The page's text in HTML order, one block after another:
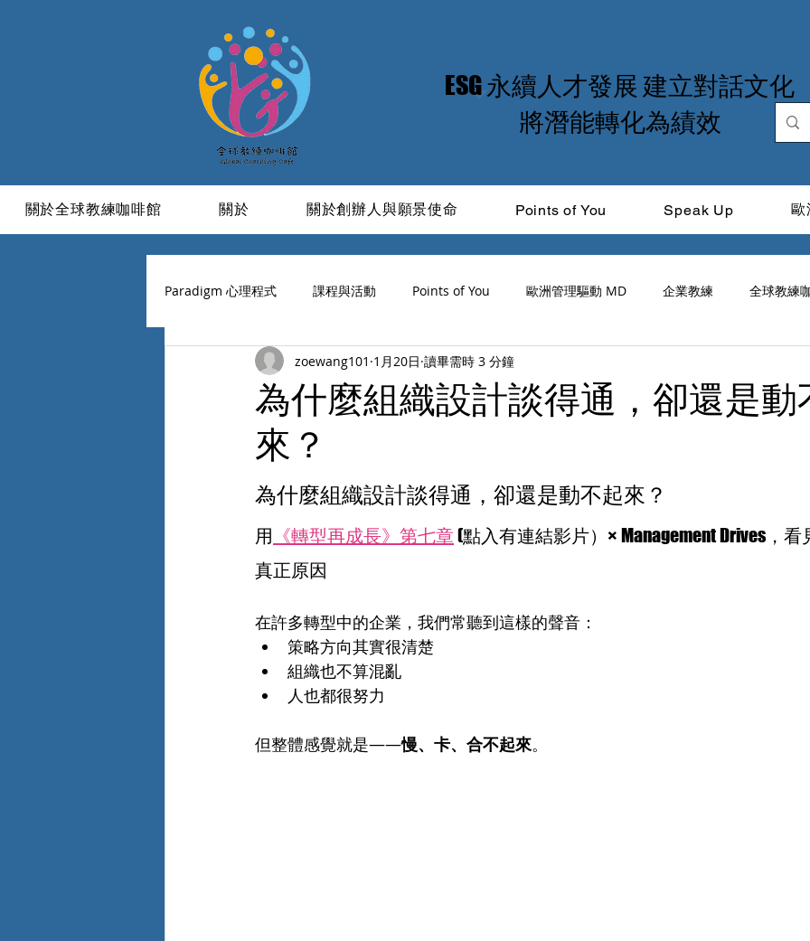
​ESG 永續人才發展 建立對話文化
​將潛能轉化為績效
關於全球教練咖啡館 關於 關於創辦人與願景使命 Points of You Speak Up 歐
Paradigm 心理程式 課程與活動 Points of You 歐洲管理驅動 MD 企業教練 全球教練
學習與成長 信仰 活成一道光 ICF
為什麼組織設計談得通，卻還是動
來？
zoewang101 1月20日 讀畢需時 3 分鐘
為什麼組織設計談得通，卻還是動不起來？
用 《轉型再成長》第七章 (點入有連結影片）× Management Drives，
真正原因
在許多轉型中的企業，我們常聽到這樣的聲音：
策略方向其實很清楚
組織也不算混亂
人也都很努力
但整體感覺就是——慢、卡、合不起來。